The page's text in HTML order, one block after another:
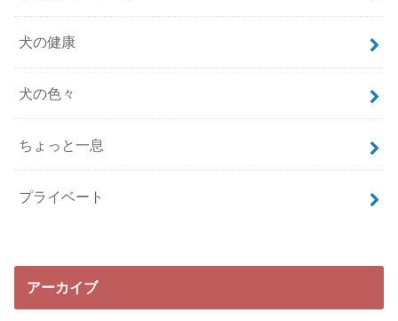
犬の健康
犬の色々
ちょっと一息
プライベート
アーカイブ